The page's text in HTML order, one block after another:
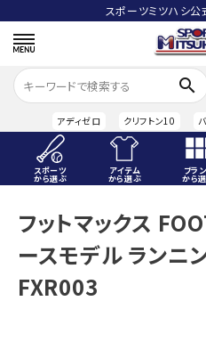
スポーツミツハシ公
search
アディゼロ クリフトン10
スポーツ
から選ぶ
アイテム
から選ぶ
ブラ
から
ACCOUNT MENU
ようこそ ゲスト 様
meeting_room ログイン
フットマックス
ースモデル ランニ
FXR003